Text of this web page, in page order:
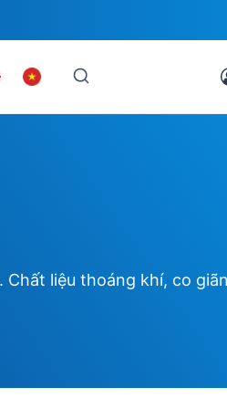
liệu thoáng khí, co